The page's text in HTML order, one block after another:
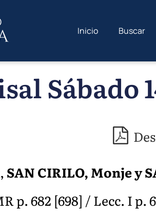
Inicio Buscar
Sábado
SAN CIRILO, Monje y
p. 682 [698] / Lecc. I p.